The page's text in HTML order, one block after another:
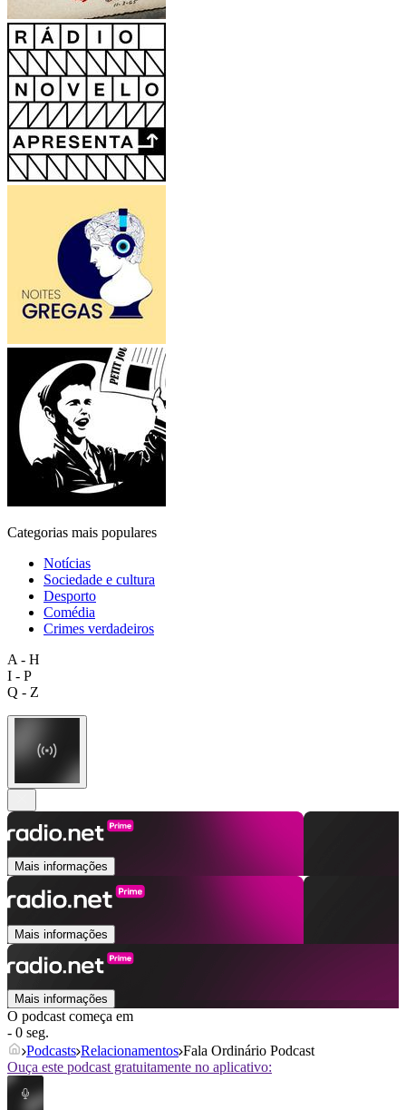
Categorias mais populares
Notícias
Sociedade e cultura
Desporto
Comédia
Crimes verdadeiros
A - H
I - P
Q - Z
Mais informações
Mais informações
Mais informações
O podcast começa em
- 0 seg.
Podcasts Relacionamentos Fala Ordinário Podcast
Ouça este podcast gratuitamente no aplicativo: